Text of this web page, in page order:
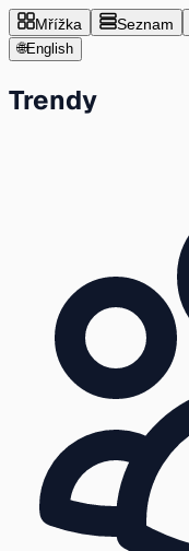
Mřížka Seznam
🌐English
Trendy